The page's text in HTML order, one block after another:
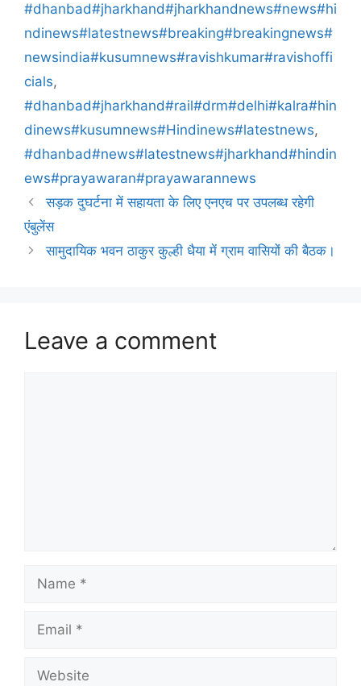
#dhanbad#jharkhand#jharkhandnews#news#hi
ndinews#latestnews#breaking#breakingnews#
newsindia#kusumnews#ravishkumar#ravishoffi
cials,
#dhanbad#jharkhand#rail#drm#delhi#kalra#hin
dinews#kusumnews#Hindinews#latestnews,
#dhanbad#news#latestnews#jharkhand#hindin
ews#prayawaran#prayawarannews
सड़क दुघर्टना में सहायता के लिए एनएच पर उपलब्ध रहेगी
एंबुलेंस
सामुदायिक भवन ठाकुर कुल्ही धैया में ग्राम वासियों की बैठक।
Leave a comment